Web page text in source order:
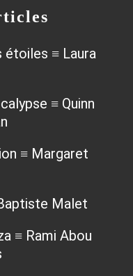
étoiles ≡ Laura
≡ Quinn
≡ Margaret
Malet
≡ Rami Abou